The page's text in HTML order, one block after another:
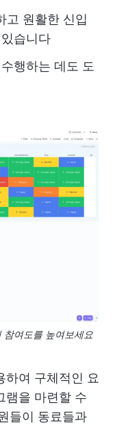
고 원활한 신입
습니다
행하는 데도 도
여도를 높여보세요
하여 구체적인 요
램을 마련할 수
들이 동료들과